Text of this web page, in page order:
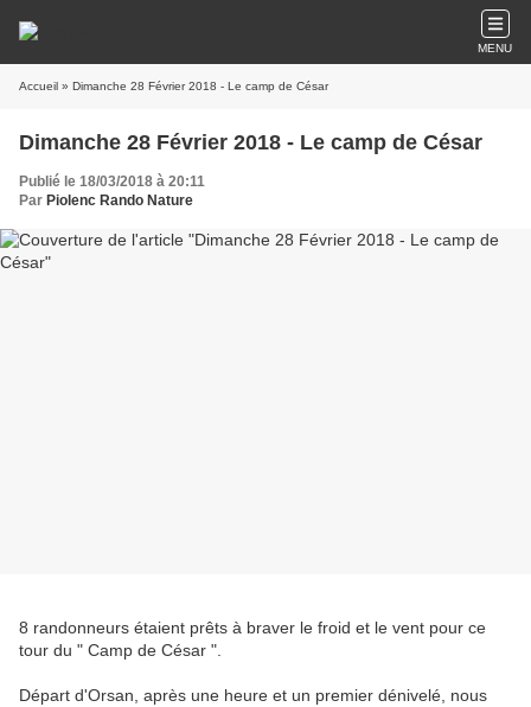
MENU
Accueil » Dimanche 28 Février 2018 - Le camp de César
Dimanche 28 Février 2018 - Le camp de César
Publié le 18/03/2018 à 20:11
Par Piolenc Rando Nature
8 randonneurs étaient prêts à braver le froid et le vent pour ce
tour du " Camp de César ".
Départ d'Orsan, après une heure et un premier dénivelé, nous